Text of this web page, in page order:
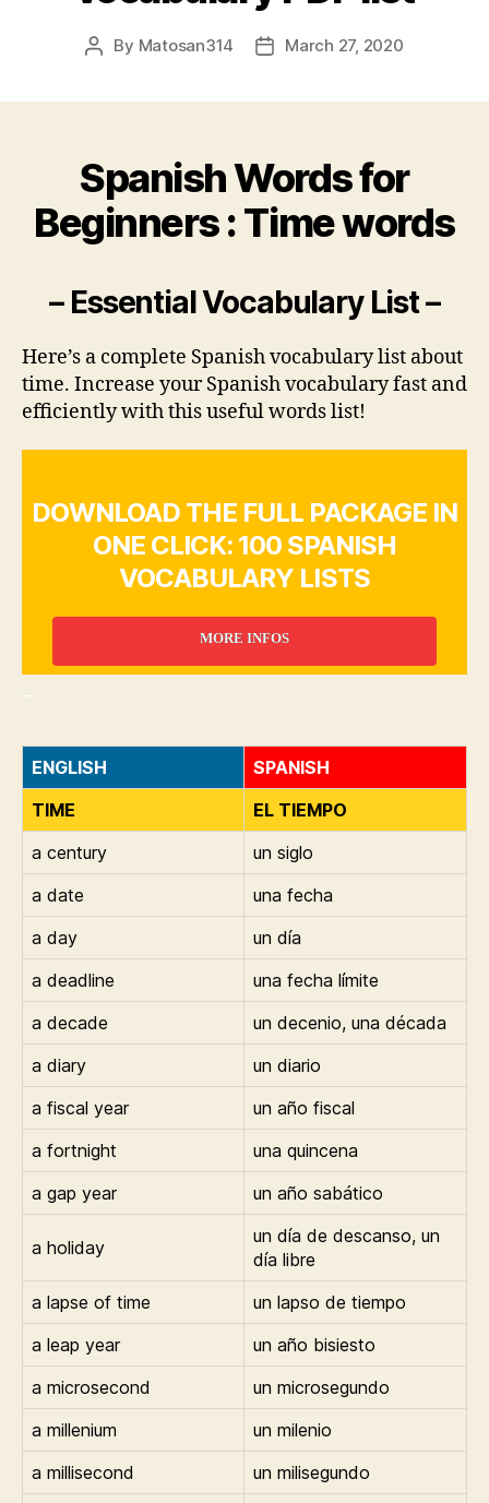
Post
By Matosan314
PostMarch 27, 2020
Spanish Words for
Beginners : Time words
– Essential Vocabulary List –
Here’s a complete Spanish vocabulary list about
time. Increase your Spanish vocabulary fast and
efficiently with this useful words list!
DOWNLOAD THE FULL PACKAGE IN
ONE CLICK: 100 SPANISH
VOCABULARY LISTS
MORE INFOS
ENGLISH
SPANISH
TIME
EL TIEMPO
a century
un siglo
a date
una fecha
a day
un día
a deadline
una fecha límite
a decade
un decenio, una década
a diary
un diario
a fiscal year
un año fiscal
a fortnight
una quincena
a gap year
un año sabático
a holiday
un día de descanso, un
día libre
a lapse of time
un lapso de tiempo
a leap year
un año bisiesto
a microsecond
un microsegundo
a millenium
un milenio
a millisecond
un milisegundo